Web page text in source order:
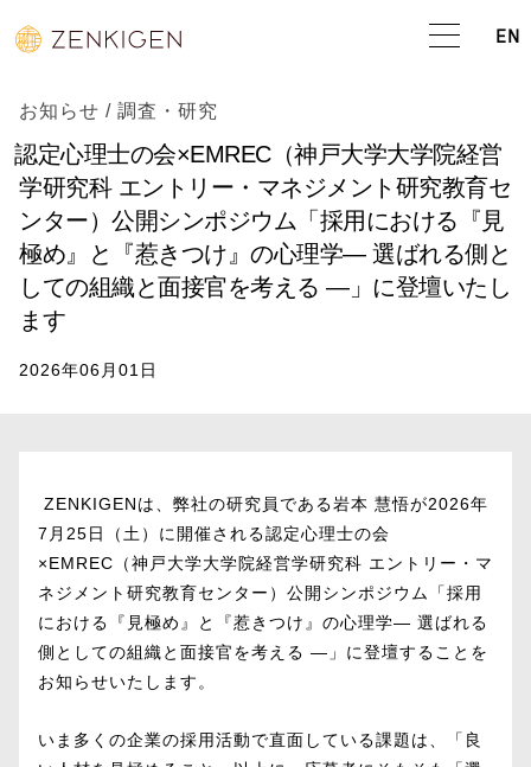
EN
お知らせ / 調査・研究
認定心理士の会×EMREC（神戸大学大学院経営
学研究科 エントリー・マネジメント研究教育セ
ンター）公開シンポジウム「採用における『見
極め』と『惹きつけ』の心理学― 選ばれる側と
しての組織と面接官を考える ―」に登壇いたし
ます
2026年06月01日
ZENKIGENは、弊社の研究員である岩本 慧悟が2026年
7月25日（土）に開催される認定心理士の会
×EMREC（神戸大学大学院経営学研究科 エントリー・マ
ネジメント研究教育センター）公開シンポジウム「採用
における『見極め』と『惹きつけ』の心理学― 選ばれる
側としての組織と面接官を考える ―」に登壇することを
お知らせいたします。
いま多くの企業の採用活動で直面している課題は、「良